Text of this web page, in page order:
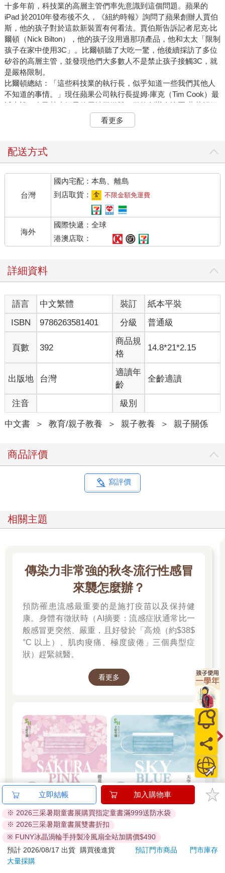
十多年前，科技業的高層主管們率先意識到這個問題。蘋果的
iPad 於2010年發布後不久，《紐約時報》詢問了蘋果創辦人賈伯
斯，他的孩子對於這款新裝置有何看法。賈伯斯告訴記者尼克‧比
爾頓（Nick Bilton），他的孩子沒用過那項產品，他和太太「限制
孩子在家中使用3C」。比爾頓聽了大吃一驚，他後續採訪了多位
矽谷的高層主管，並發現他們大多數人不是禁止孩子接觸3C，就
是嚴格限制。
比爾頓總結：「這些科技業的執行長，似乎知道一些我們其他人
不知道的事情。」現任蘋果公司執行長提姆‧庫克（Tim Cook）最
近也說，自己禁止姪子使用社群媒體；微軟創辦人比爾‧蓋茲拒絕
讓他的孩子在14歲之前擁有智慧型手機；他的前妻梅琳達則說，
希望當初能更晚一點給手機。
我們有更多時間體驗生活並與所愛之人相處？但這些裝置為什麼
問題。不知從何時開始，許多科技公司的目標似乎不再是把人連
繫在一起，而變成了一場競賽：比賽誰能想出最誘人的訊息通
知、運用最巧妙的方法讓人們不斷查看自己的手機。
以下就是科技業「注意力經濟」背後的動機：表面上看來是為了
幫助你而打造的免費應用程式、社群網路和搜尋引擎，實際上是
為了擷取你的資料，以便將這些資料整理後出售給其他人。目前
這個產業的年產值突破上兆美元，藉此蒐集到的資料價值已經超
過石油，成為全球最有價值的資產。
一點一滴吞噬掉他們許多年的人生。他們花在螢幕前的每一小
時，原本都可以用來和其他同年齡的孩子互動，或是觀察周遭事
物並從中學習――與現實世界互動，對健康的身體和社交發展至
關重要。
但更令人擔憂的是，這些孩子不一定是按照自己想要的方式生
活。原因在於，倘若他們不知道這些科技對自己造成了什麼影
響，就有可能無意間讓這些科技掌控了他們的行為。這是一個很
重要的問題：是他們在使用科技？還是科技在支配著他們？
就像矽谷的高層一樣，我很早就見識到科技的黑暗面。有些父母
會帶著兒子來看我，因為兒子只想打電玩，不想上學、運動，也
不想和家人互動。我也治療過許多少女，他們因為爸媽限制使用
社群媒體，而用逃家、自殘或自殺等暴力行為來當作威脅。有一
次警察打來，請我去為一個男孩看診；他把媽媽鎖在地下室三
天，以免有人管他玩一款新電玩。
這些父母感到無助、羞於啟齒，也深受打擊，但不幸的是，這類
無論是看到社群媒體上的刻薄留言，或是被霸凌者壓到牆上，大
會觸發「僵住、戰鬥或逃跑」的生理反應，讓你的身體為即將到
來的攻擊做好準備：你的心跳會加快，血液開始奔流，注意力也
哪些「神經化學物質」。多巴胺、皮質醇、腦內啡、催產素和血
清素常被稱為「身體的化學信使」，它們是調節孩子生活的五種
關鍵神經化學物質，會影響孩子的感受，讓他們感到精力充沛或
無精打采、與他人關係緊密或孤單，或是快樂或難過，也能讓他
們認真過活或變得渾渾噩噩。這些激素在每個人身上都會引發特
定反應，透過了解這些激素，我們可以幫助孩子學會如何養成健
康的習慣，進而讓他們感到滿足與被愛，覺得自己受到重視也擁
有力量。
現在讓我們更仔細地看看這五種神經化學物質。當你閱讀下面的
敘述時，請試著想像，如果這些神經化學物質失衡了會是什麼感
覺？如果這些健康的基石被人鎖定、操弄，造成機能失調，會對
（dopamine）會讓我們產生動機，並給予我們即刻的愉悅
感做為獎勵。它的釋放主要來自於能促進物種生存的活動，例
如：狩獵、採集以及與他人建立連結。不過，由於我們現在的生
活已經和史前人類大不相同，所以狩獵活動可能就被電玩中的升
級活動所取代，而採集、與他人建立連結可能就由蒐集社群媒體
上的按讚數來取代。
（cortisol）和壓力反應讓人產生的感覺，會和遭受攻擊時
相同。當危險出現時，皮質醇和壓力反應會促使我們僵住、戰鬥
或逃跑以求脫身。這會讓我們的心率和血壓飆升，長期下來可能
造成失眠、體重增加和腸道問題，免疫力也會因此下降，骨骼發
育也受到影響。
腦內啡（endorphin）會帶來平和、寧靜、幸福和愉悅的感覺。有
氧運動、開懷大笑和親密行為等活動都能釋放腦內啡，有助於對
抗焦慮、壓力和疼痛。腦內啡可以在我們面對生活之苦時提供慰
藉，讓我們有餘裕去創新和嘗試新事物。
看更多
配送方式
台灣
國內宅配：本島、離島
到店取貨：
不限金額免運費
海外
國際快遞：全球
港澳店取：
詳細資料
語言 中文繁體 裝訂
紙本平裝
ISBN
9786263581401 分級 普通級
頁數 392
商品規
格
14.8*21*2.15
出版地 台灣
適讀年
齡
全齡適讀
注音 級別
中文書 ＞ 教育/親子教養 ＞ 親子教養 ＞ 親子關係
商品評價
寫評價
相關主題
傳染力非常強的秋冬流行性感冒
來襲怎麼辦？
預防罹患流感最重要的是施打疫苗以及保持健
康。身體有徵狀時（AI摘要：流感症狀通常比一
般感冒更突然、嚴重，且好發於「高燒（約$38$
°C 以上）、肌肉痠痛、極度疲倦」三個典型症
狀）趕緊就醫。
看更多
立即結帳 加入購物車
※ 2026三采暑期童書展購買指定童書滿999送防水袋
※ 2026三采暑期童書展雙書折扣
※ FUNY冰晶渦輪手持製冷風扇全站加購價$490
預計 2026/08/17 出貨
購買後進貨 預訂門市商品
門市庫存
大量採購